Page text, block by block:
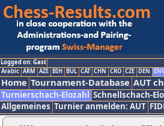
Logged on: Gast
Arabic ARM AZE BIH BUL CAT CHN CRO CZE DEN
Home Tournament-Database AUT
Turnierschach-Elozahl Schnellschach-
Allgemeines Turnier anmelden: AUT